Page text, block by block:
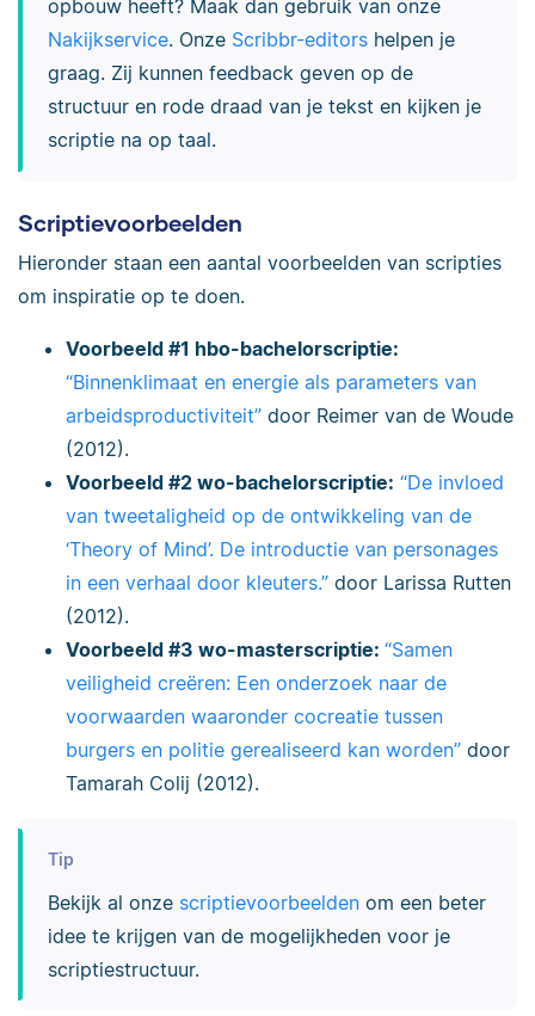
opbouw heeft? Maak dan gebruik van onze
Nakijkservice. Onze Scribbr-editorshelpen je
graag. Zij kunnen feedback geven op de
structuuren rode draad van je tekst en kijken je
scriptie na op taal.
Scriptievoorbeelden
Hieronder staan een aantal voorbeelden van scripties
om inspiratie op te doen.
Voorbeeld #1 hbo-bachelorscriptie:
“Binnenklimaat en energie als parameters van
arbeidsproductiviteit” door Reimer van de Woude
(2012).
Voorbeeld #2 wo-bachelorscriptie: “De invloed
van tweetaligheid op de ontwikkeling van de
‘Theory of Mind’. De introductie van personages
in een verhaal door kleuters.” door Larissa Rutten
(2012).
Voorbeeld #3 wo-masterscriptie: “Samen
veiligheid creëren: Een onderzoek naar de
voorwaarden waaronder cocreatie tussen
burgers en politie gerealiseerd kan worden” door
Tamarah Colij (2012).
Tip
Bekijk al onze scriptievoorbeeldenom een beter
idee te krijgen van de mogelijkheden voor je
scriptiestructuur.